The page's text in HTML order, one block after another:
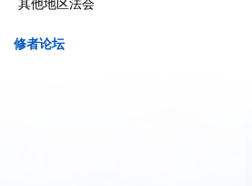
其他地区法会
修者论坛